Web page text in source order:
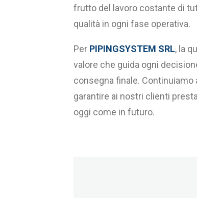
frutto del lavoro costante di
qualità in ogni fase operativa.
Per PIPINGSYSTEM SRL, la
valore che guida ogni
consegna finale.
garantire ai nostri clienti
oggi come in futuro.